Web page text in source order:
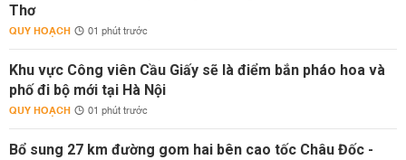
Thơ
QUY HOẠCH 01 phút trước
Khu vực Công viên Cầu Giấy sẽ là điểm bắn pháo hoa và
phố đi bộ mới tại Hà Nội
QUY HOẠCH 01 phút trước
Bổ sung 27 km đường gom hai bên cao tốc Châu Đốc -